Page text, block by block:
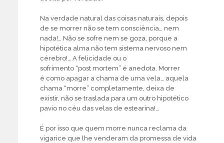
Na verdade natural das coisas naturais, depois
de se morrer não se tem consciência… nem
nada!… Não se sofre nem se goza, porque a
hipotética alma não tem sistema nervoso nem
cérebro!… A felicidade ou o
sofrimento “post mortem” é anedota. Morrer
é como apagar a chama de uma vela… aquela
chama “morre” completamente, deixa de
existir, não se traslada para um outro hipotético
pavio no céu das velas de estearina!…
É por isso que quem morre nunca reclama da
vigarice que lhe venderam da promessa de vida